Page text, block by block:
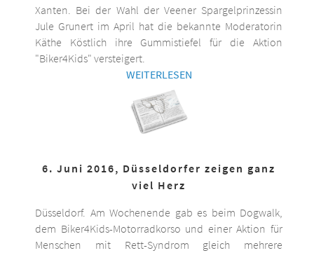
Xanten. Bei der Wahl der Veener Spargelprinzessin
Jule Grunert im April hat die bekannte Moderatorin
Käthe Köstlich ihre Gummistiefel für die Aktion
"Biker4Kids" versteigert.
WEITERLESEN
6. Juni 2016, Düsseldorfer zeigen ganz
viel Herz
Düsseldorf. Am Wochenende gab es beim Dogwalk,
dem Biker4Kids-Motorradkorso und einer Aktion für
Menschen mit Rett-Syndrom gleich mehrere